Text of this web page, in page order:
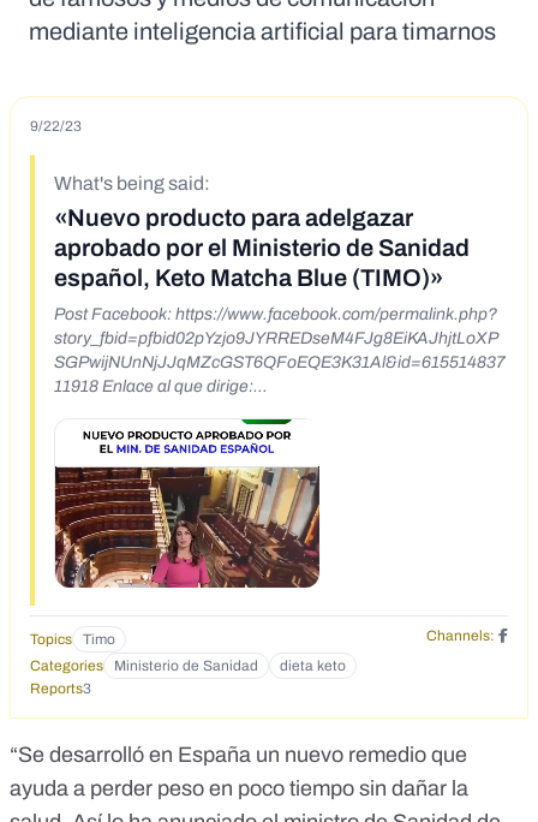
mediante inteligencia artificial para timarnos
9/22/23
What's being said:
«Nuevo producto para adelgazar
aprobado por el Ministerio de Sanidad
español, Keto Matcha Blue (TIMO)»
Post Facebook: https://www.facebook.com/permalink.php?
story_fbid=pfbid02pYzjo9JYRREDseM4FJg8EiKAJhjtLoXP
SGPwijNUnNjJJqMZcGST6QFoEQE3K31Al&id=615514837
11918 Enlace al que dirige:
fbclid=IwAR3xtV4HYOLddvUhxFfGBXyrWFub3DvLduPAbN
yW_-cVdc2aFJphbxsEx5c
Topics Timo
Channels:
Categories
Ministerio de Sanidad
dieta keto
Reports3
“Se desarrolló en España un nuevo remedio que
ayuda a perder peso en poco tiempo sin dañar la